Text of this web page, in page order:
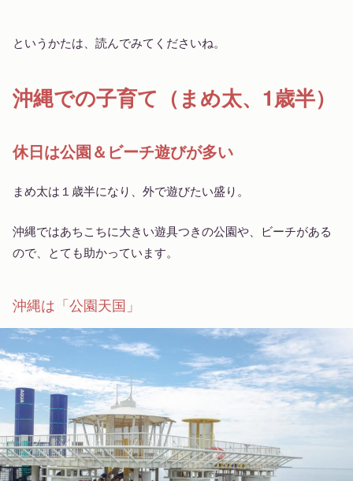
というかたは、読んでみてくださいね。
沖縄での子育て（まめ太、1歳半）
休日は公園＆ビーチ遊びが多い
まめ太は１歳半になり、外で遊びたい盛り。
沖縄ではあちこちに大きい遊具つきの公園や、ビーチがある
ので、とても助かっています。
沖縄は「公園天国」